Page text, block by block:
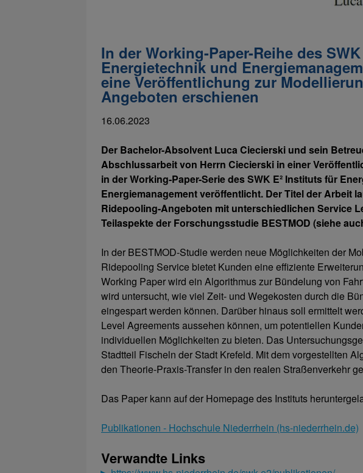
In der Working-Paper-Reihe des
Energietechnik und
eine Veröffentlichung zur
Angeboten erschienen
16.06.2023
Der Bachelor-Absolvent Luca Ciecierski und sein
Abschlussarbeit von Herrn Ciecierski in einer
in der Working-Paper-Serie des SWK E² Instituts für
Energiemanagement veröffentlicht. Der Titel der Arbeit
Ridepooling-Angeboten mit unterschiedlichen Service
Teilaspekte der Forschungsstudie BESTMOD (siehe
In der BESTMOD-Studie werden neue Möglichkeiten der
Ridepooling Service bietet Kunden eine effiziente
Working Paper wird ein Algorithmus zur Bündelung von
wird untersucht, wie viel Zeit- und Wegekosten durch die
eingespart werden können. Darüber hinaus soll ermittelt
Level Agreements aussehen können, um potentiellen
individuellen Möglichkeiten zu bieten. Das
Stadtteil Fischeln der Stadt Krefeld. Mit dem vorgestellten
den Theorie-Praxis-Transfer in den realen Straßenverkehr
Das Paper kann auf der Homepage des Instituts
Publikationen - Hochschule Niederrhein (hs-niederrhein.de)
Verwandte Links